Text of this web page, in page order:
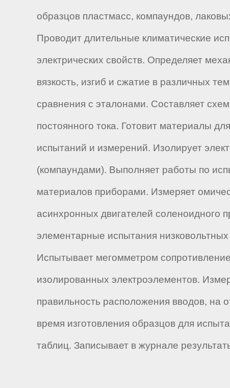
образцов пластмасс, компаундов,
Проводит длительные климатические
электрических свойств. Определяет
вязкость, изгиб и сжатие в различных
сравнения с эталонами. Составляет
постоянного тока. Готовит материалы
испытаний и измерений. Изолирует
(компаундами). Выполняет работы по
материалов приборами. Измеряет
асинхронных двигателей соленоидного
элементарные испытания
Испытывает мегомметром
изолированных электроэлементов.
правильность расположения вводов, на
время изготовления образцов для
таблиц. Записывает в журнале